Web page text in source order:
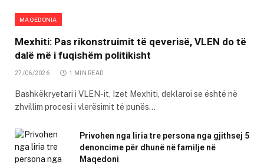
MAQEDONIA
Mexhiti: Pas rikonstruimit të qeverisë, VLEN do të
dalë më i fuqishëm politikisht
27/06/2026 1 MIN READ
Bashkëkryetari i VLEN-it, Izet Mexhiti, deklaroi se është në
zhvillim procesi i vlerësimit të punës…
Privohen nga liria tre persona nga gjithsej 5
denoncime për dhunë në familje në
Maqedoni